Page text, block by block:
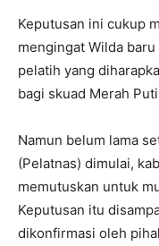
Keputusan ini cukup
mengingat Wilda
pelatih yang
bagi skuad Merah
Namun belum lama
(Pelatnas) dimulai,
memutuskan untuk
Keputusan itu
dikonfirmasi oleh